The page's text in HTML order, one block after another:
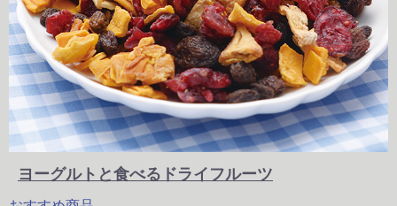
ヨーグルトと食べるドライフルーツ